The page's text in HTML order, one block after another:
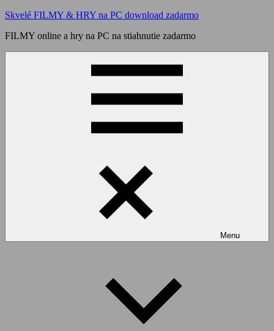
Skip
content
Skvelé FILMY & HRY na PC download zadarmo
FILMY online a hry na PC na stiahnutie zadarmo
Menu